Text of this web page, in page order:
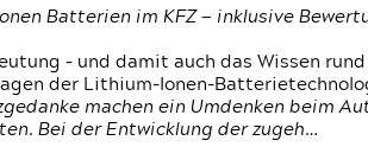
Batterien im KFZ — inklusive
– und damit auch das Wissen
der Lithium-Ionen-
machen ein Umdenken beim
Bei der Entwicklung der zugeh…